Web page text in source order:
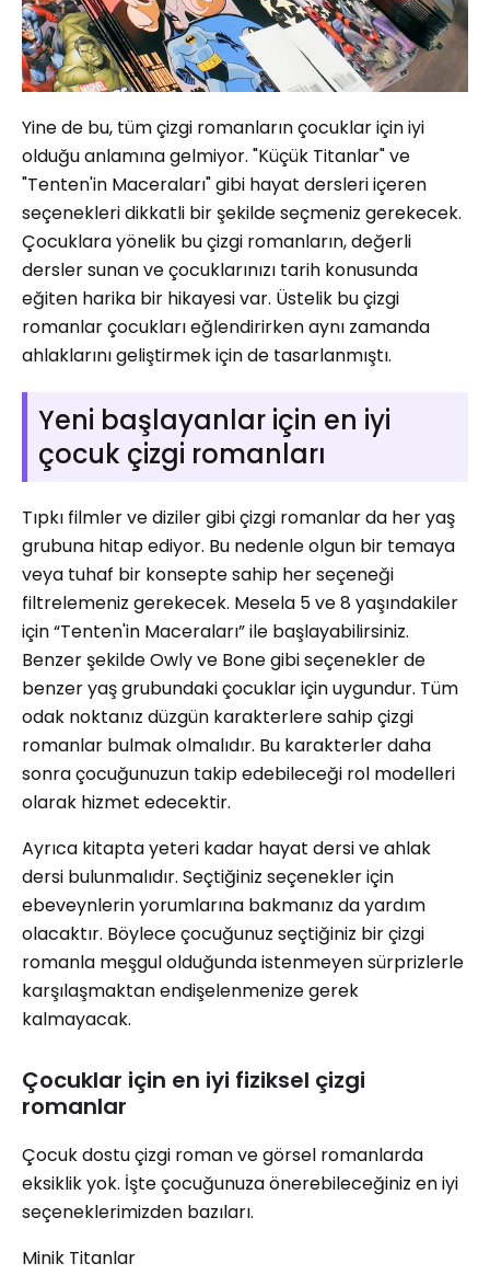
Yine de bu, tüm çizgi romanların çocuklar için iyi
olduğu anlamına gelmiyor. "Küçük Titanlar" ve
"Tenten'in Maceraları" gibi hayat dersleri içeren
seçenekleri dikkatli bir şekilde seçmeniz gerekecek.
Çocuklara yönelik bu çizgi romanların, değerli
dersler sunan ve çocuklarınızı tarih konusunda
eğiten harika bir hikayesi var. Üstelik bu çizgi
romanlar çocukları eğlendirirken aynı zamanda
ahlaklarını geliştirmek için de tasarlanmıştı.
Yeni başlayanlar için en iyi
çocuk çizgi romanları
Tıpkı filmler ve diziler gibi çizgi romanlar da her yaş
grubuna hitap ediyor. Bu nedenle olgun bir temaya
veya tuhaf bir konsepte sahip her seçeneği
filtrelemeniz gerekecek. Mesela 5 ve 8 yaşındakiler
için “Tenten'in Maceraları” ile başlayabilirsiniz.
Benzer şekilde Owly ve Bone gibi seçenekler de
benzer yaş grubundaki çocuklar için uygundur. Tüm
odak noktanız düzgün karakterlere sahip çizgi
romanlar bulmak olmalıdır. Bu karakterler daha
sonra çocuğunuzun takip edebileceği rol modelleri
olarak hizmet edecektir.
Ayrıca kitapta yeteri kadar hayat dersi ve ahlak
dersi bulunmalıdır. Seçtiğiniz seçenekler için
ebeveynlerin yorumlarına bakmanız da yardım
olacaktır. Böylece çocuğunuz seçtiğiniz bir çizgi
romanla meşgul olduğunda istenmeyen sürprizlerle
karşılaşmaktan endişelenmenize gerek
kalmayacak.
Çocuklar için en iyi fiziksel çizgi
romanlar
Çocuk dostu çizgi roman ve görsel romanlarda
eksiklik yok. İşte çocuğunuza önerebileceğiniz en iyi
seçeneklerimizden bazıları.
Minik Titanlar